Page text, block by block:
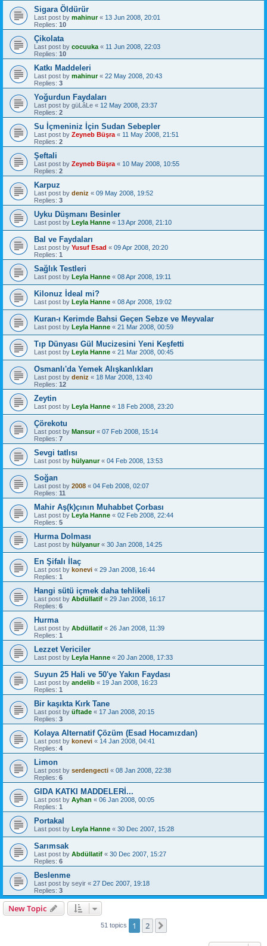
Sigara Öldürür
Last post by mahinur« 13 Jun 2008, 20:01
Replies: 10
Çikolata
Last post by cocuuka « 11 Jun 2008, 22:03
Replies: 10
Katkı Maddeleri
Last post by mahinur« 22 May 2008, 20:43
Replies: 3
Yoğurdun Faydaları
Last post by güLâLe « 12 May 2008, 23:37
Replies: 2
Su İçmeniniz İçin Sudan Sebepler
Last post by Zeyneb Büşra « 11 May 2008, 21:51
Replies: 2
Şeftali
Last post by Zeyneb Büşra « 10 May 2008, 10:55
Replies: 2
Karpuz
Last post by deniz « 09 May 2008, 19:52
Replies: 3
Uyku Düşmanı Besinler
Last post by Leyla Hanne « 13 Apr 2008, 21:10
Bal ve Faydaları
Last post by Yusuf Esad « 09 Apr 2008, 20:20
Replies: 1
Sağlık Testleri
Last post by Leyla Hanne « 08 Apr 2008, 19:11
Kilonuz İdeal mi?
Last post by Leyla Hanne « 08 Apr 2008, 19:02
Kuran-ı Kerimde Bahsi Geçen Sebze ve Meyvalar
Last post by Leyla Hanne « 21 Mar 2008, 00:59
Tıp Dünyası Gül Mucizesini Yeni Keşfetti
Last post by Leyla Hanne « 21 Mar 2008, 00:45
Osmanlı'da Yemek Alışkanlıkları
Last post by deniz « 18 Mar 2008, 13:40
Replies: 12
Zeytin
Last post by Leyla Hanne « 18 Feb 2008, 23:20
Çörekotu
Last post by Mansur« 07 Feb 2008, 15:14
Replies: 7
Sevgi tatlısı
Last post by hülyanur« 04 Feb 2008, 13:53
Soğan
Last post by 2008 « 04 Feb 2008, 02:07
Replies: 11
Mahir Aş(k)çının Muhabbet Çorbası
Last post by Leyla Hanne « 02 Feb 2008, 22:44
Replies: 5
Hurma Dolması
Last post by hülyanur« 30 Jan 2008, 14:25
En Şifalı İlaç
Last post by konevi « 29 Jan 2008, 16:44
Replies: 1
Hangi sütü içmek daha tehlikeli
Last post by Abdüllatif « 29 Jan 2008, 16:17
Replies: 6
Hurma
Last post by Abdüllatif « 26 Jan 2008, 11:39
Replies: 1
Lezzet Vericiler
Last post by Leyla Hanne « 20 Jan 2008, 17:33
Suyun 25 Hali ve 50'ye Yakın Faydası
Last post by andelib « 19 Jan 2008, 16:23
Replies: 1
Bir kaşıkta Kırk Tane
Last post by üftade « 17 Jan 2008, 20:15
Replies: 3
Kolaya Alternatif Çözüm (Esad Hocamızdan)
Last post by konevi « 14 Jan 2008, 04:41
Replies: 4
Limon
Last post by serdengecti « 08 Jan 2008, 22:38
Replies: 6
GIDA KATKI MADDELERİ...
Last post by Ayhan « 06 Jan 2008, 00:05
Replies: 1
Portakal
Last post by Leyla Hanne « 30 Dec 2007, 15:28
Sarımsak
Last post by Abdüllatif « 30 Dec 2007, 15:27
Replies: 6
Beslenme
Last post by seyir « 27 Dec 2007, 19:18
Replies: 3
New Topic
51 topics 1 2